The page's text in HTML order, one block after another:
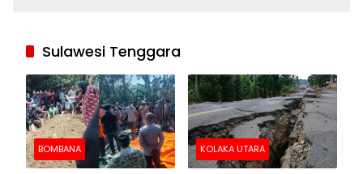
Sulawesi Tenggara
BOMBANA KOLAKA UTARA